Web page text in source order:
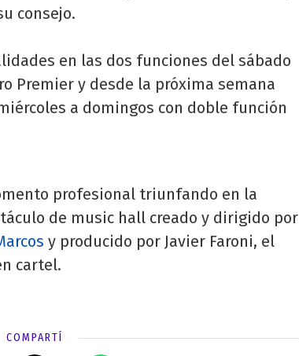
consejo.
en las dos funciones del sábado
Premier y desde la próxima semana
a domingos con doble función
profesional triunfando en la
de music hall creado y dirigido por
y producido por Javier Faroni, el
cartel.
COMPARTÍ